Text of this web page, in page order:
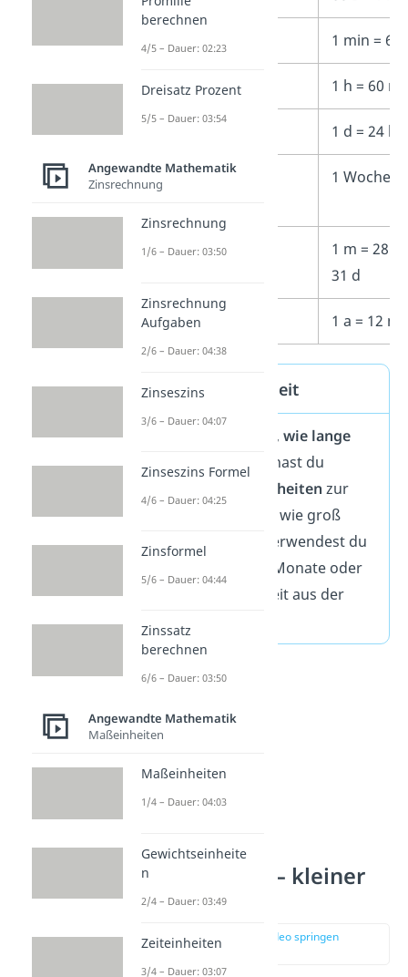
1 min Minute 1 min = 60
1 h Stunde 1 h = 60
1 d = 24 h
1
Woche 1 Woche =
1 m Monat
1 m = 28 d
31 d
1 a 1 a = 12 m
Definition Zeiteinheit
gibst du an,wie lange
etwas dauert. Dafür hast du
verschiedene Zeiteinheiten zur
Auswahl. Je nachdem wie groß
diese Zeitdauer ist, verwendest du
Sekunden, Stunden, Monate oder
eine andere Zeiteinheit aus der
Tabelle.
Zeiteinheiten — kleiner
als 1 Sekunde
zur Stelle im Video springen
(01:15)
berechnen
4/5 – Dauer: 02:23
Dreisatz Prozent
5/5 – Dauer: 03:54
Angewandte Mathematik
Zinsrechnung
Zinsrechnung
1/6 – Dauer: 03:50
Zinsrechnung
Aufgaben
2/6 – Dauer: 04:38
Zinseszins
3/6 – Dauer: 04:07
Zinseszins Formel
4/6 – Dauer: 04:25
Zinsformel
5/6 – Dauer: 04:44
Zinssatz
berechnen
6/6 – Dauer: 03:50
Angewandte Mathematik
Maßeinheiten
Maßeinheiten
1/4 – Dauer: 04:03
Gewichtseinheite
n
2/4 – Dauer: 03:49
Zeiteinheiten
3/4 – Dauer: 03:07